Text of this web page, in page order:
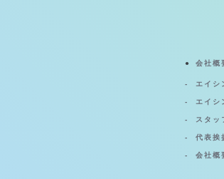
会社概
エイシ
エイシ
スタッ
代表挨
会社概